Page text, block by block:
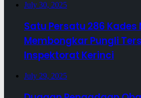
July 30, 2025
Satu Persatu 286 Kades
Membongkar Pungli
Inspektorat Kerinci
July 29, 2025